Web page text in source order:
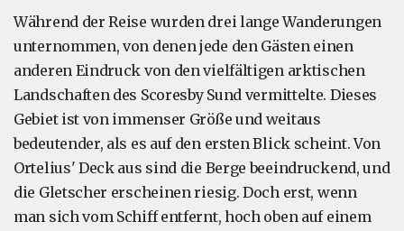
Während der Reise wurden drei lange Wanderungen
unternommen, von denen jede den Gästen einen
anderen Eindruck von den vielfältigen arktischen
Landschaften des Scoresby Sund vermittelte. Dieses
Gebiet ist von immenser Größe und weitaus
bedeutender, als es auf den ersten Blick scheint. Von
Ortelius' Deck aus sind die Berge beeindruckend, und
die Gletscher erscheinen riesig. Doch erst, wenn
man sich vom Schiff entfernt, hoch oben auf einem